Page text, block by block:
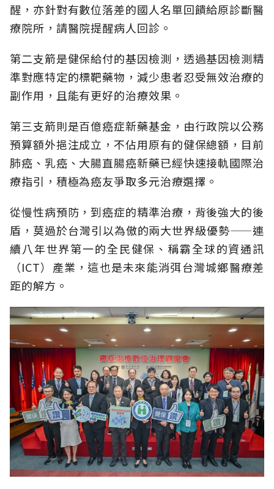
醒，亦針對有數位落差的國人名單回饋給原診斷醫
療院所，請醫院提醒病人回診。
第二支箭是健保給付的基因檢測，透過基因檢測精
準對應特定的標靶藥物，減少患者忍受無效治療的
副作用，且能有更好的治療效果。
第三支箭則是百億癌症新藥基金，由行政院以公務
預算額外挹注成立，不佔用原有的健保總額，目前
肺癌、乳癌、大腸直腸癌新藥已經快速接軌國際治
療指引，積極為癌友爭取多元治療選擇。
從慢性病預防，到癌症的精準治療，背後強大的後
盾，莫過於台灣引以為傲的兩大世界級優勢——連
續八年世界第一的全民健保、稱霸全球的資通訊
（ICT）產業，這也是未來能消弭台灣城鄉醫療差
距的解方。